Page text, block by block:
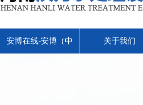
安博在线-安博（中 关于我们